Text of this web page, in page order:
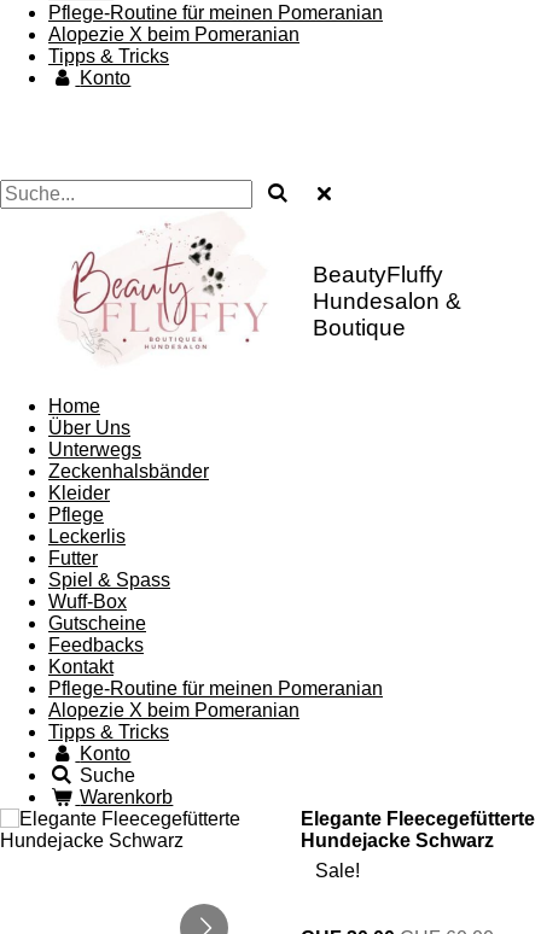
Pflege-Routine für meinen Pomeranian
Alopezie X beim Pomeranian
Tipps & Tricks
Konto
BeautyFluffy
Hundesalon &
Boutique
Home
Über Uns
Unterwegs
Zeckenhalsbänder
Kleider
Pflege
Leckerlis
Futter
Spiel & Spass
Wuff-Box
Gutscheine
Feedbacks
Kontakt
Pflege-Routine für meinen Pomeranian
Alopezie X beim Pomeranian
Tipps & Tricks
Konto
Suche
Warenkorb
Elegante Fleecegefütterte
Hundejacke Schwarz
Sale!